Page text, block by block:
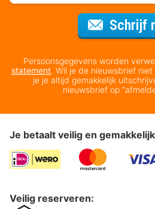
Schrijf
Persoonsgegevens worden
statement. Wil je de nieuwsbrief
je je altijd gemakkelijk
nieuwsbrief op
Je betaalt veilig en
Veilig reserveren: